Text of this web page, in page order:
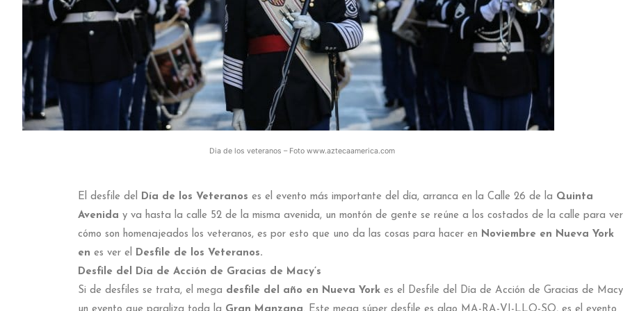
Dia de los veteranos – Foto www.aztecaamerica.com
El desfile del Día de los Veteranos es el evento más importante del día, arranca en la Calle 26 de la Quinta
Avenida y va hasta la calle 52 de la misma avenida, un montón de gente se reúne a los costados de la calle para ver
cómo son homenajeados los veteranos, es por esto que uno da las cosas para hacer en Noviembre en Nueva York
en es ver el
Desfile de los Veteranos.
Desfile del Día de Acción de Gracias de Macy’s
Si de desfiles se trata, el mega desfile del año en Nueva York es el Desfile del Día de Acción de Gracias de